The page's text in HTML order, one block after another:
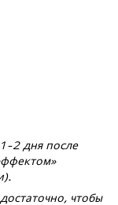
2 дня после
чтобы